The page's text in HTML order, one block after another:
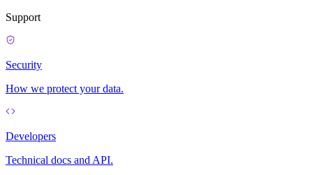
Support
Security
How we protect your data.
Developers
Technical docs and API.